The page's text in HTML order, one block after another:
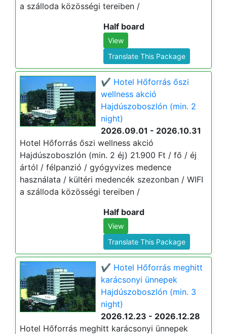
a szálloda közösségi tereiben /
Half board
View
Translate This Package
✔️ Hotel Hőforrás őszi
wellness akció
Hajdúszoboszlón (min. 2
night)
2026.09.01 - 2026.10.31
Hotel Hőforrás őszi wellness akció
Hajdúszoboszlón (min. 2 éj) 21.900 Ft / fő / éj
ártól / félpanzió / gyógyvizes medence
használata / kültéri medencék szezonban / WIFI
a szálloda közösségi tereiben /
Half board
View
Translate This Package
✔️ Hotel Hőforrás meghitt
karácsonyi ünnepek
Hajdúszoboszlón (min. 3
night)
2026.12.23 - 2026.12.28
Hotel Hőforrás meghitt karácsonyi ünnepek